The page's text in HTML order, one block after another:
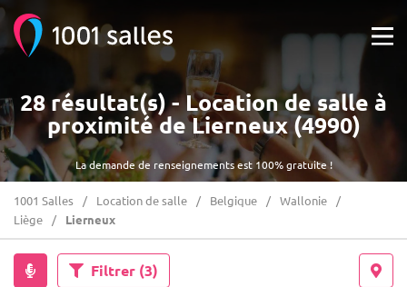
La demande de renseignements est 100% gratuite !
28 résultat(s) - Location de salle à
proximité de Lierneux (4990)
1001 Salles Location de salle Belgique
Wallonie
Liège
Lierneux
Filtrer (3)